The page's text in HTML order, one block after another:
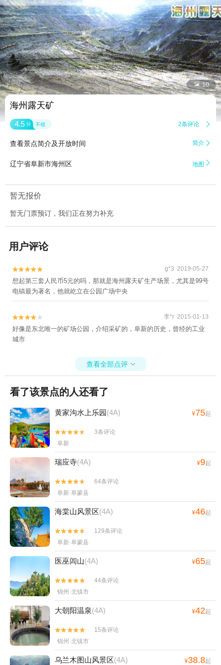
 10
海州露天矿
4.5 分 不错 2条评论 
查看景点简介及开放时间 简介 
辽宁省阜新市海州区 地图 
暂无报价
暂无门票预订，我们正在努力补充
用户评论

 g*3 2019-05-27
想起第三套人民币5元的吗，那就是海州露天矿生产场景，尤其是99号
电镐最为著名，他就屹立在公园广场中央

 李*r 2015-01-13
好像是东北唯一的矿场公园，介绍采矿的，阜新的历史，曾经的工业
城市
查看全部点评 
看了该景点的人还看了
黄家沟水上乐园(4A) ¥75起


3条评论
阜新
瑞应寺(4A) ¥9起


64条评论
阜新·阜蒙县
海棠山风景区(4A) ¥46起


129条评论
阜新·阜蒙县
医巫闾山(4A) ¥65起


44条评论
锦州·北镇市
大朝阳温泉(4A) ¥42起


15条评论
锦州·北镇市
乌兰木图山风景区(4A) ¥38.8起
